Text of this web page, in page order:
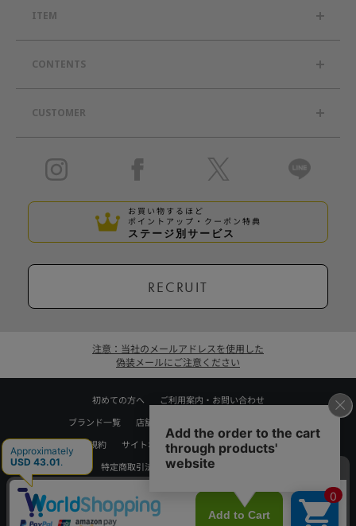
ITEM
CONTENTS
CUSTOMER
お買い物するほど
ポイントアップ・クーポン特典
ステージ別サービス
RECRUIT
注意：当社のメールアドレスを使用した
偽装メールにご注意ください
初めての方へ
ご利用案内・お問い合わせ
ブランド一覧
店舗検索
利用規約
サイトポリシー
プライバシーポリシー
特定商取引法に基づく表記
Copyrights © WORLD CO.,LTD. All rights reserved.